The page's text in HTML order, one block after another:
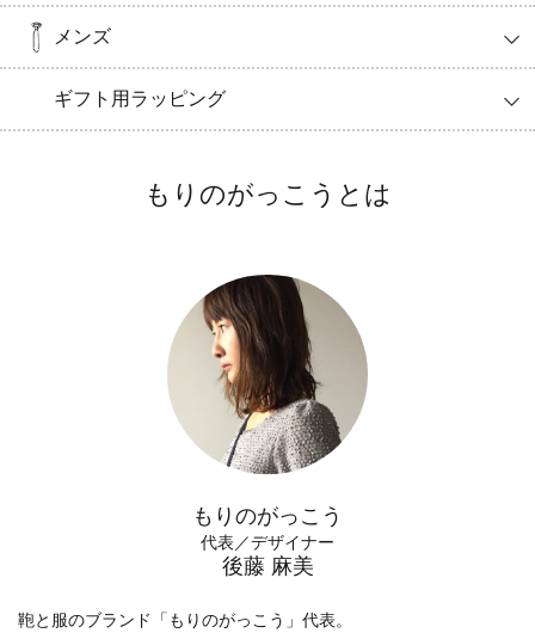
メンズ
ギフト用ラッピング
もりのがっこうとは
もりのがっこう
代表／デザイナー
後藤 麻美
鞄と服のブランド「もりのがっこう」代表。